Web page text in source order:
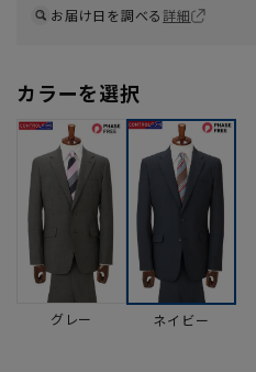
お届け日を調べる詳細
カラーを選択
グレー ネイビー